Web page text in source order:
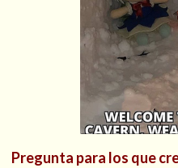
Pregunta para los que